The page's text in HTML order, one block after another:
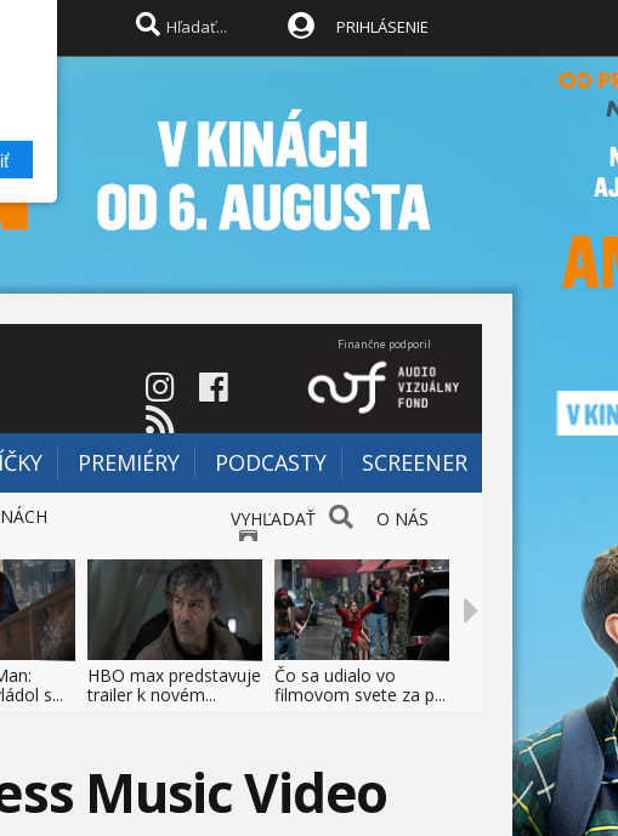
PRIHLÁSENIE
Finančne podporil
PREMIÉRY PODCASTY SCREENER
VYHĽADAŤ O NÁS
s...
HBO max predstavuje
trailer k novém...
Čo sa udialo vo
filmovom svete za p...
Music Video